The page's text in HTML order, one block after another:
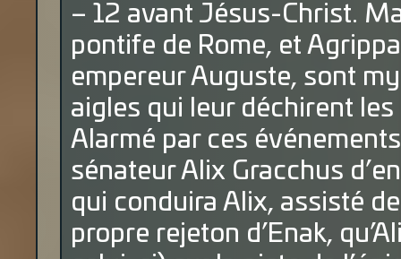
– 12 avant Jésus-Christ.
pontife de Rome, et
empereur Auguste, sont
aigles qui leur déchirent les
Alarmé par ces
sénateur Alix Gracchus
qui conduira Alix, assisté
propre rejeton d’Enak,